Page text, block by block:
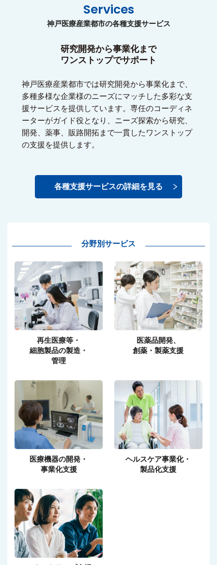
Services
神戸医療産業都市の各種支援サービス
研究開発から事業化まで
ワンストップでサポート
神戸医療産業都市では研究開発から事業化まで、
多種多様な企業様のニーズにマッチした多彩な支
援サービスを提供しています。専任のコーディネ
ーターがガイド役となり、ニーズ探索から研究、
開発、薬事、販路開拓まで一貫したワンストップ
の支援を提供します。
各種支援サービスの詳細を見る
分野別サービス
再生医療等・
細胞製品の製造・
管理
医薬品開発、
創薬・製薬支援
医療機器の開発・
事業化支援
ヘルスケア事業化・
製品化支援